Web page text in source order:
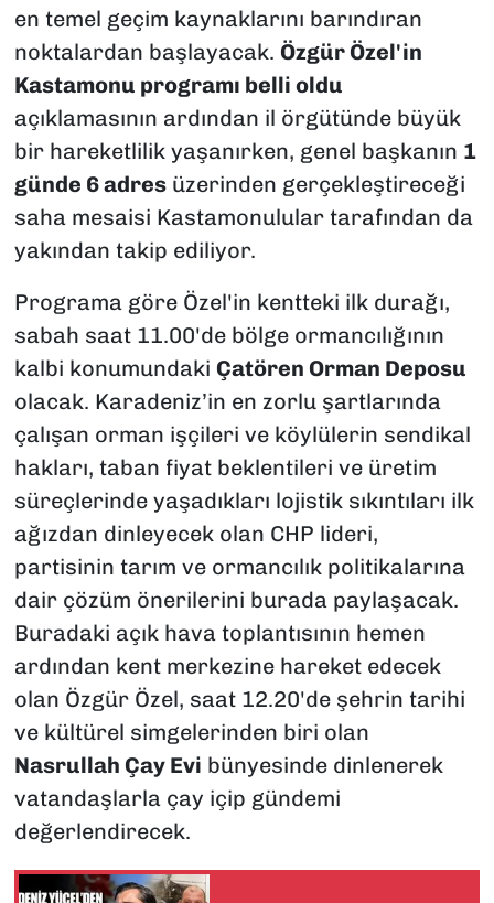
en temel geçim kaynaklarını barındıran
noktalardan başlayacak. Özgür Özel'in
Kastamonu programı belli oldu
açıklamasının ardından il örgütünde büyük
bir hareketlilik yaşanırken, genel başkanın 1
günde 6 adresüzerinden gerçekleştireceği
saha mesaisi Kastamonulular tarafından da
yakından takip ediliyor.
Programa göre Özel'in kentteki ilk durağı,
sabah saat 11.00'de bölge ormancılığının
kalbi konumundaki Çatören Orman Deposu
olacak. Karadeniz’in en zorlu şartlarında
çalışan orman işçileri ve köylülerin sendikal
hakları, taban fiyat beklentileri ve üretim
süreçlerinde yaşadıkları lojistik sıkıntıları ilk
ağızdan dinleyecek olan CHP lideri,
partisinin tarım ve ormancılık politikalarına
dair çözüm önerilerini burada paylaşacak.
Buradaki açık hava toplantısının hemen
ardından kent merkezine hareket edecek
olan Özgür Özel, saat 12.20'de şehrin tarihi
ve kültürel simgelerinden biri olan
Nasrullah Çay Evi bünyesinde dinlenerek
vatandaşlarla çay içip gündemi
değerlendirecek.